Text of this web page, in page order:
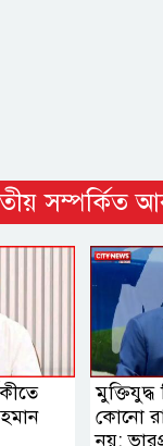
সম্পর্কিত
কোনো
নয়: